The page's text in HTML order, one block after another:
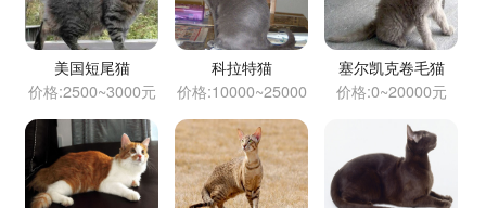
美国短尾猫
价格:2500~3000元
科拉特猫
价格:10000~25000
塞尔凯克卷毛猫
价格:0~20000元